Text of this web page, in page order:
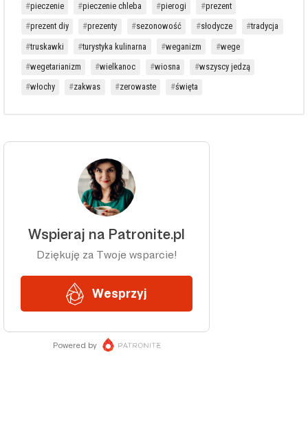
pieczenie
pieczenie chleba pierogi
prezent
prezent diy
prezenty sezonowość słodycze
tradycja
truskawki
turystyka kulinarna weganizm
wege
wegetarianizm
wielkanoc wiosna
wszyscy jedzą
włochy
zakwas zerowaste święta